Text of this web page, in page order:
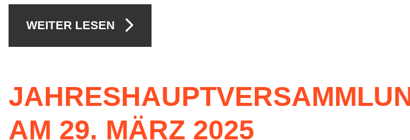
WEITER LESEN
AM 29. MÄRZ 2025